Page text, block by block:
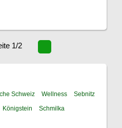
1/2
Schweiz Wellness
Sebnitz
Königstein
Schmilka